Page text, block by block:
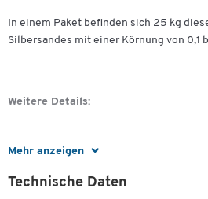
Mehr anzeigen
In einem Paket befinden sich 25 kg
Silbersandes mit einer Körnung von 0,1
Weitere Details:
Ideal zum Befüllen von
Technische Daten